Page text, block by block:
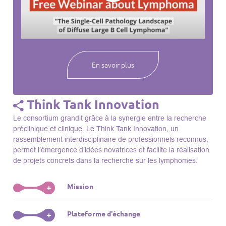
webinaires à venir, des séances précédentes et joignez-vous
notre compréhension des lymphomes et des maladies
En savoir plus
Think Tank Innovation
Le consortium grandit grâce à la synergie entre la recherche
préclinique et clinique. Le Think Tank Innovation, un
rassemblement interdisciplinaire de professionnels reconnus,
permet l’émergence d’idées novatrices et facilite la réalisation
de projets concrets dans la recherche sur les lymphomes.
+ Mission
Le Think Tank initie des projets, façonne des initiatives de
R&D, identifie des porteurs et promeut l’unité parmi les
+ Plateforme d'échange